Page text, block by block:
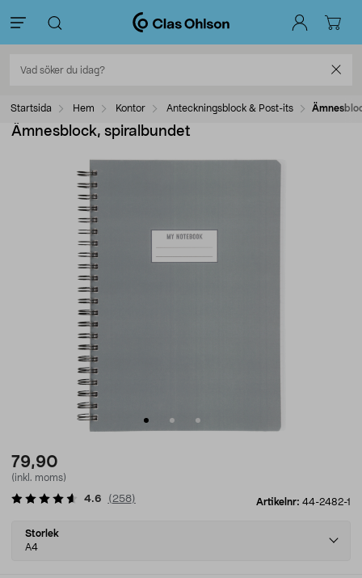
Startsida Hem Kontor Anteckningsblock & Post-its
Ämnesblock, spiralbundet
79,90
(inkl. moms)
Artikelnr: 44-2482-1
4.6 ( 258)
Select
variant
Storlek
A4